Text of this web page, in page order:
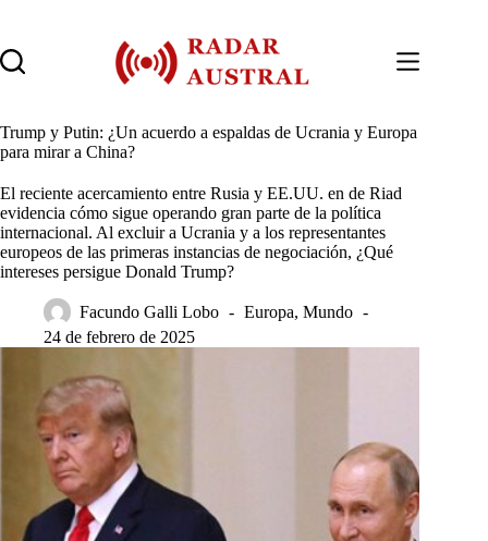
contenido
Trump y Putin: ¿Un acuerdo a espaldas de Ucrania y Europa
para mirar a China?
El reciente acercamiento entre Rusia y EE.UU. en de Riad
evidencia cómo sigue operando gran parte de la política
internacional. Al excluir a Ucrania y a los representantes
europeos de las primeras instancias de negociación, ¿Qué
intereses persigue Donald Trump?
Facundo Galli Lobo Europa, Mundo
24 de febrero de 2025